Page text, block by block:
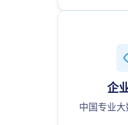
企
中国专业